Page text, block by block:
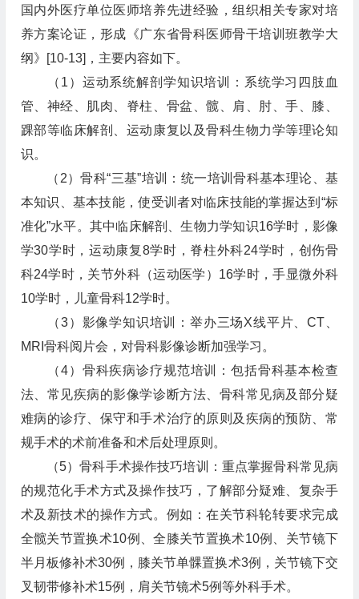
国内外医疗单位医师培养先进经验，组织相关专家对培
养方案论证，形成《广东省骨科医师骨干培训班教学大
纲》[10-13]，主要内容如下。
（1）运动系统解剖学知识培训：系统学习四肢血
管、神经、肌肉、脊柱、骨盆、髋、肩、肘、手、膝、
踝部等临床解剖、运动康复以及骨科生物力学等理论知
识。
（2）骨科“三基”培训：统一培训骨科基本理论、基
本知识、基本技能，使受训者对临床技能的掌握达到“标
准化”水平。其中临床解剖、生物力学知识16学时，影像
学30学时，运动康复8学时，脊柱外科24学时，创伤骨
科24学时，关节外科（运动医学）16学时，手显微外科
10学时，儿童骨科12学时。
（3）影像学知识培训：举办三场X线平片、CT、
MRI骨科阅片会，对骨科影像诊断加强学习。
（4）骨科疾病诊疗规范培训：包括骨科基本检查
法、常见疾病的影像学诊断方法、骨科常见病及部分疑
难病的诊疗、保守和手术治疗的原则及疾病的预防、常
规手术的术前准备和术后处理原则。
（5）骨科手术操作技巧培训：重点掌握骨科常见病
的规范化手术方式及操作技巧，了解部分疑难、复杂手
术及新技术的操作方式。例如：在关节科轮转要求完成
全髋关节置换术10例、全膝关节置换术10例、关节镜下
半月板修补术30例，膝关节单髁置换术3例，关节镜下交
叉韧带修补术15例，肩关节镜术5例等外科手术。